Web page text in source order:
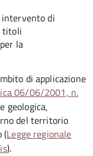
di
titoli
la
di applicazione
06/06/2001, n.
geologica,
del territorio
(Legge regionale
).